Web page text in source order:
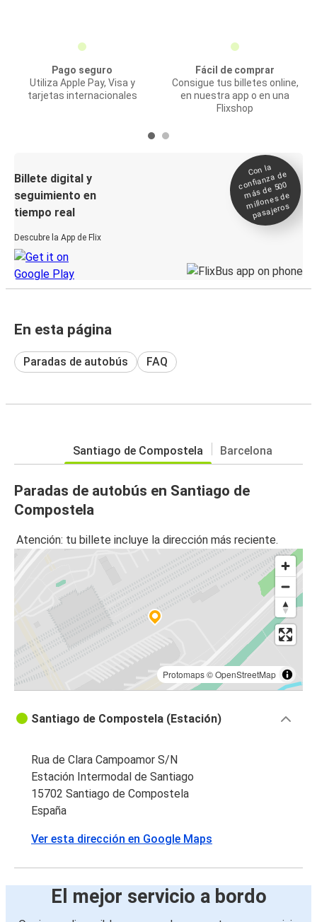
Pago seguro
Utiliza Apple Pay, Visa y
tarjetas internacionales
Fácil de comprar
Consigue tus billetes online,
en nuestra app o en una
Flixshop
Billete digital y
seguimiento en
tiempo real
Descubre la App de Flix
Con la
confianza de
más de 500
millones de
pasajeros
En esta página
Paradas de autobús FAQ
Santiago de Compostela Barcelona
Paradas de autobús en Santiago de
Compostela
Atención: tu billete incluye la dirección más reciente.
Protomaps©OpenStreetMap
Santiago de Compostela (Estación)
Rua de Clara Campoamor S/N
Estación Intermodal de Santiago
15702 Santiago de Compostela
España
Ver esta dirección en Google Maps
El mejor servicio a bordo